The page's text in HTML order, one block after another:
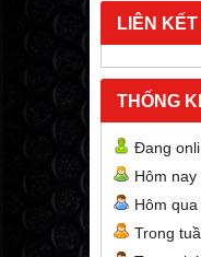
LIÊN
THỐNG
Đang
Hôm nay
Hôm qua
Trong